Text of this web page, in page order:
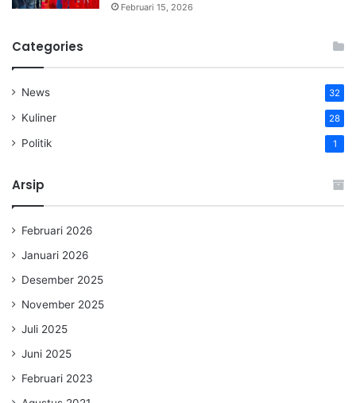
Februari 15, 2026
Categories
News 32
Kuliner 28
Politik 1
Arsip
Februari 2026
Januari 2026
Desember 2025
November 2025
Juli 2025
Juni 2025
Februari 2023